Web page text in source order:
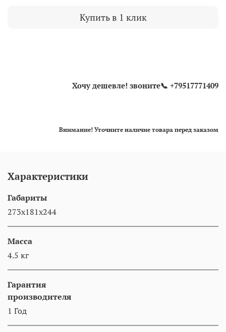
Купить в 1 клик
Хочу дешевле! звоните📞 +79517771409
Внимание! Уточните наличие товара перед заказом
Характеристики
Габариты
273x181x244
Масса
4.5 кг
Гарантия
производителя
1 Год